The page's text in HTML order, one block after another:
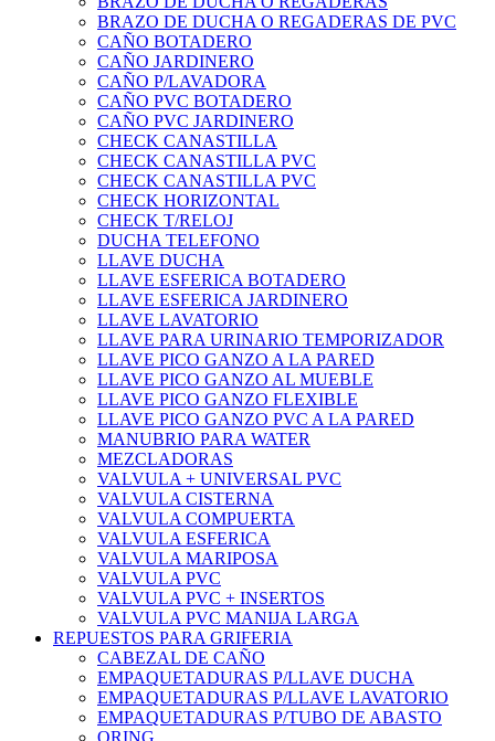
BRAZO DE DUCHA O REGADERAS DE PVC
CAÑO BOTADERO
CAÑO JARDINERO
CAÑO P/LAVADORA
CAÑO PVC BOTADERO
CAÑO PVC JARDINERO
CHECK CANASTILLA
CHECK CANASTILLA PVC
CHECK CANASTILLA PVC
CHECK HORIZONTAL
CHECK T/RELOJ
DUCHA TELEFONO
LLAVE DUCHA
LLAVE ESFERICA BOTADERO
LLAVE ESFERICA JARDINERO
LLAVE LAVATORIO
LLAVE PARA URINARIO TEMPORIZADOR
LLAVE PICO GANZO A LA PARED
LLAVE PICO GANZO AL MUEBLE
LLAVE PICO GANZO FLEXIBLE
LLAVE PICO GANZO PVC A LA PARED
MANUBRIO PARA WATER
MEZCLADORAS
VALVULA + UNIVERSAL PVC
VALVULA CISTERNA
VALVULA COMPUERTA
VALVULA ESFERICA
VALVULA MARIPOSA
VALVULA PVC
VALVULA PVC + INSERTOS
VALVULA PVC MANIJA LARGA
REPUESTOS PARA GRIFERIA
CABEZAL DE CAÑO
EMPAQUETADURAS P/LLAVE DUCHA
EMPAQUETADURAS P/LLAVE LAVATORIO
EMPAQUETADURAS P/TUBO DE ABASTO